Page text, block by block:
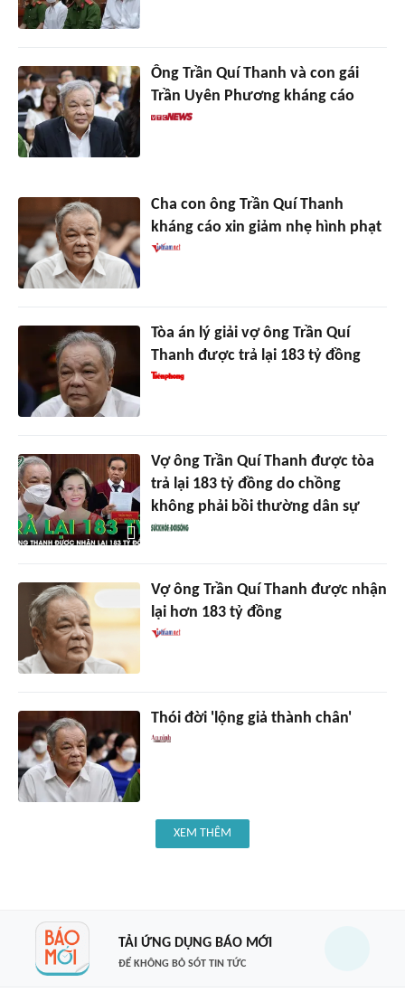
Ông Trần Quí Thanh và con gái
Trần Uyên Phương kháng cáo
Cha con ông Trần Quí Thanh
kháng cáo xin giảm nhẹ hình phạt
Tòa án lý giải vợ ông Trần Quí
Thanh được trả lại 183 tỷ đồng
Vợ ông Trần Quí Thanh được tòa
trả lại 183 tỷ đồng do chồng
không phải bồi thường dân sự
Vợ ông Trần Quí Thanh được nhận
lại hơn 183 tỷ đồng
Thói đời 'lộng giả thành chân'
XEM THÊM
TẢI ỨNG DỤNG BÁO MỚI
ĐỂ KHÔNG BỎ SÓT TIN TỨC